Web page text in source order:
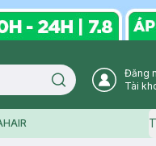
Search icon
Đăng
Tài